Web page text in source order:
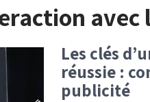
avec
Les clés
réussie :
publicité